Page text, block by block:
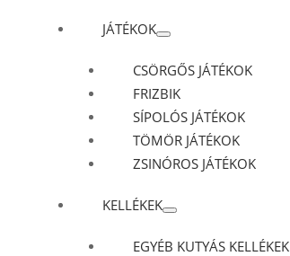
JÁTÉKOK
CSÖRGŐS JÁTÉKOK
FRIZBIK
SÍPOLÓS JÁTÉKOK
TÖMÖR JÁTÉKOK
ZSINÓROS JÁTÉKOK
KELLÉKEK
EGYÉB KUTYÁS KELLÉKEK